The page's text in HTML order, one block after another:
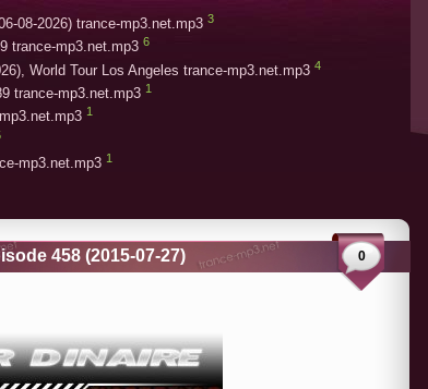
08-2026) trance-mp3.net.mp3 3
trance-mp3.net.mp3 6
World Tour Los Angeles trance-mp3.net.mp3 4
trance-mp3.net.mp3 1
1
mp3.net.mp3 1
458 (2015-07-27) 0